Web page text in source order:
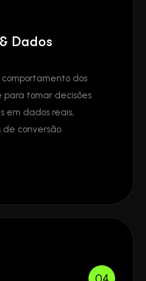
Dados
dos
para tomar decisões
em dados reais,
conversão.